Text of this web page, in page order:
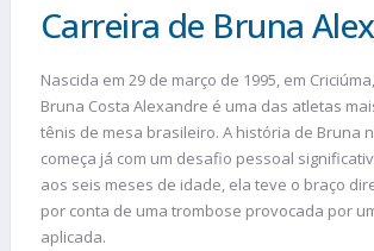
Carreira de Bruna
Nascida em 29 de março de 1995, em
Bruna Costa Alexandre é uma das atletas
tênis de mesa brasileiro. A história de Bruna
começa já com um desafio pessoal
aos seis meses de idade, ela teve o braço
por conta de uma trombose provocada por
aplicada.